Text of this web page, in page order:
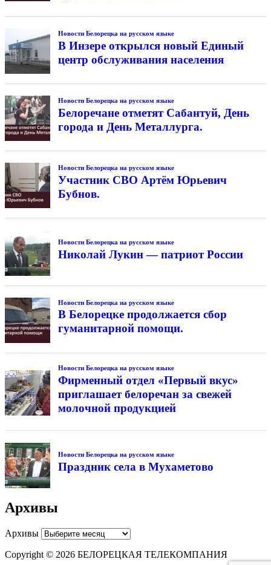
Новости Белорецка на русском языке
В Инзере открылся новый Единый
центр обслуживания населения
Новости Белорецка на русском языке
Белоречане отметят Сабантуй, День
города и День Металлурга.
Новости Белорецка на русском языке
Участник СВО Артём Юрьевич
Бубнов.
Новости Белорецка на русском языке
Николай Лукин — патриот России
Новости Белорецка на русском языке
В Белорецке продолжается сбор
гуманитарной помощи.
Новости Белорецка на русском языке
Фирменный отдел «Первый вкус»
приглашает белоречан за свежей
молочной продукцией
Новости Белорецка на русском языке
Праздник села в Мухаметово
Архивы
Архивы
Copyright © 2026 БЕЛОРЕЦКАЯ ТЕЛЕКОМПАНИЯ